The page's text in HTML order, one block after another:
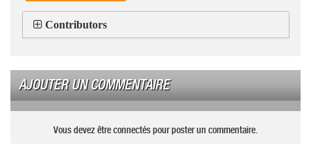
Contributors
AJOUTER UN COMMENTAIRE
Vous devez être connectés pour poster un commentaire.